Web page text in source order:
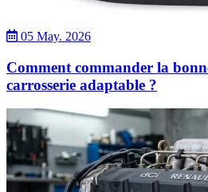
05 May. 2026
Comment commander la
carrosserie adaptable ?